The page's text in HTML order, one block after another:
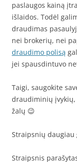
paslaugos kainą
išlaidos. Todėl
draudimas
nei brokerių, nei
draudimo polisą
jei spausdintuvo
Taigi, saugokite
draudiminių
žalų 😉
Straipsnių daugiau
Straipsnis